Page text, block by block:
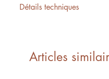
Détails techniques
Articles